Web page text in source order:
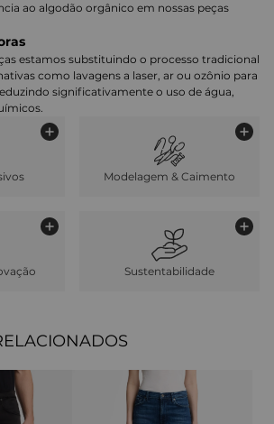
ao algodão orgânico em nossas peças
estamos substituindo o processo tradicional
como lavagens a laser, ar ou ozônio para
significativamente o uso de água,
Modelagem & Caimento
Sustentabilidade